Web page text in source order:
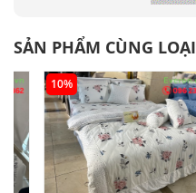
SẢN PHẨM CÙNG LOẠI
10%